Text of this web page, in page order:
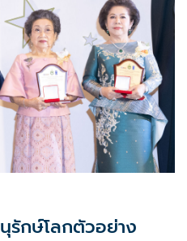
รักษ์โลกตัวอย่าง